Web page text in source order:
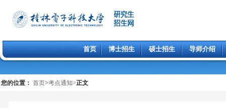
首页 博士招生 硕士招生 导师介绍
您的位置： 首页>考点通知>正文